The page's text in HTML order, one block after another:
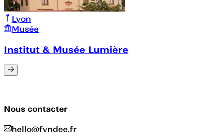
Lyon
Musée
Institut & Musée Lumière
Nous contacter
hello@fyndee.fr